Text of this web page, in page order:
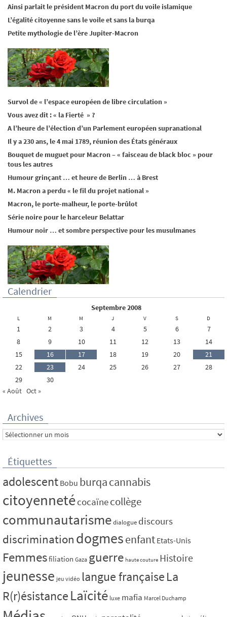
Ainsi parlait le président Macron du port du voile islamique
L’égalité citoyenne sans le voile et sans la burqa
Petite mythologie de l’ère Jupiter-Macron
Survol de « l’espace européen de libre circulation »
Vous avez dit : « la Fierté » ?
A l’heure de l’élection d’un Parlement européen supranational
Il y a 230 ans, le 4 mai 1789, réunion des États généraux
Bouquet de muguet pour Macron – « faisceau de black bloc » pour
tous les autres
Humour grinçant … et heure de Berlin … à Brest
M. Macron a perdu « le fil du projet national »
Macron, le porte-malheur, le porte-brûlot
Série noire pour le harceleur Belattar
Humour noir … et sombre perspective pour les musulmanes
Calendrier
septembre 2008
L M M J V S D
1 2 3 4 5 6
7
8
9 10 11 12 13
14
15
16 17 18 19 20
21
22
23 24 25 26 27
28
29
30
« Août Oct »
Archives
Archives
Étiquettes
adolescent Bobu burqacannabis
citoyennetécocaïnecollège
communautarismedialogue discours
discrimination dogmesenfant Etats-Unis
Femmesfiliation Gaza guerre haute couture Histoire
jeunesse jeu vidéo langue française La
R(r)ésistanceLaïcité luxe mafia Marcel Duchamp